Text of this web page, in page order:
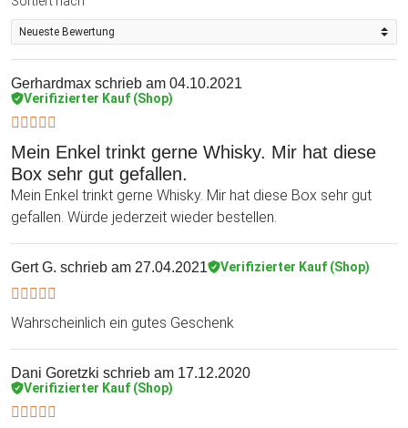
Gerhardmax schrieb am 04.10.2021
Verifizierter Kauf (Shop)
Mein Enkel trinkt gerne Whisky. Mir hat diese
Box sehr gut gefallen.
Mein Enkel trinkt gerne Whisky. Mir hat diese Box sehr gut
gefallen. Würde jederzeit wieder bestellen.
Gert G. schrieb am 27.04.2021 Verifizierter Kauf (Shop)
Wahrscheinlich ein gutes Geschenk
Dani Goretzki schrieb am 17.12.2020
Verifizierter Kauf (Shop)